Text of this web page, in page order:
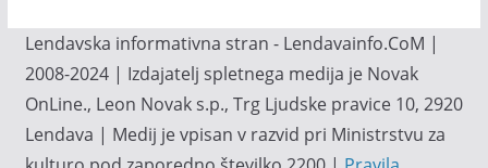
Lendavska informativna stran - Lendavainfo.CoM |
2008-2024 | Izdajatelj spletnega medija je Novak
OnLine., Leon Novak s.p., Trg Ljudske pravice 10, 2920
Lendava | Medij je vpisan v razvid pri Ministrstvu za